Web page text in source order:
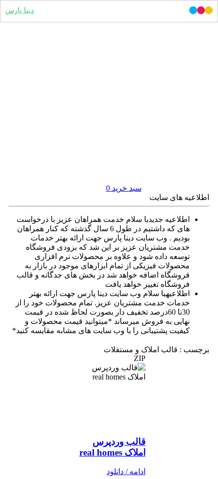
سبد خرید0
دینا پارس
اطلاعیه های سایت
اطلاعیه جدیدبا سلام خدمت همراهان عزیز با درخواست
های که داشتیم در طول 6 سال گذشته که کنار همراهان
بودیم . وب سایت دینا پارس جهت ارائه بهتر خدمات
خدمت مشتریان عزیز بر این شد که بزودی فروشگاه
توسعه داده شود و علاوه بر محصولات نرم افزاری
محصولات فیزیکی از تمام ابزارهای موجود در بازار به
فروشگاه اضافه خواهد شد در بخش های جدگانه و قالب
فروشگاه تغییر خواهد یافت
اطلاعیهبا سلام وب سایت دینا پارس جهت ارائه بهتر
خدمات خدمت مشتریان عزیز. تمام محصولات خود را از
30تا 60درصد تخفیف دار بصورت لحاظ شده در قیمت
نهایی به فروش میرساند *میتوانید قیمت محصولات و
کیفیت پشتیبانی را با وب سایت های مشابه مقایسه کنید*
برچسب : قالب املاک و مستقلات
ZIP
قالب وردپرس
املاک real homes
ادامه / دانلود